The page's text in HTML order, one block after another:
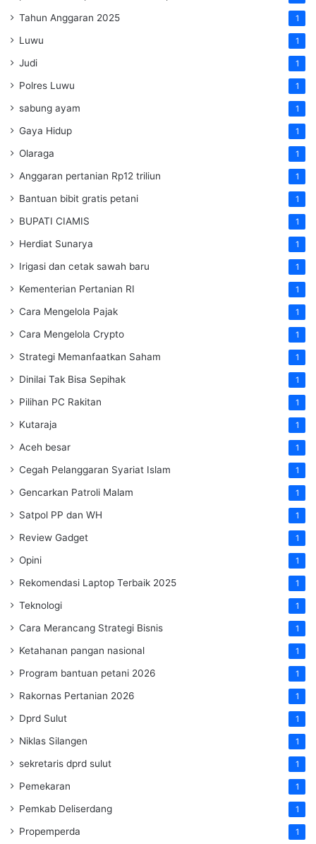
Tahun Anggaran 2025 1
Luwu 1
Judi 1
Polres Luwu 1
sabung ayam 1
Gaya Hidup 1
Olaraga 1
Anggaran pertanian Rp12 triliun 1
Bantuan bibit gratis petani 1
BUPATI CIAMIS 1
Herdiat Sunarya 1
Irigasi dan cetak sawah baru 1
Kementerian Pertanian RI 1
Cara Mengelola Pajak 1
Cara Mengelola Crypto 1
Strategi Memanfaatkan Saham 1
Dinilai Tak Bisa Sepihak 1
Pilihan PC Rakitan 1
Kutaraja 1
Aceh besar 1
Cegah Pelanggaran Syariat Islam 1
Gencarkan Patroli Malam 1
Satpol PP dan WH 1
Review Gadget 1
Opini 1
Rekomendasi Laptop Terbaik 2025 1
Teknologi 1
Cara Merancang Strategi Bisnis 1
Ketahanan pangan nasional 1
Program bantuan petani 2026 1
Rakornas Pertanian 2026 1
Dprd Sulut 1
Niklas Silangen 1
sekretaris dprd sulut 1
Pemekaran 1
Pemkab Deliserdang 1
Propemperda 1